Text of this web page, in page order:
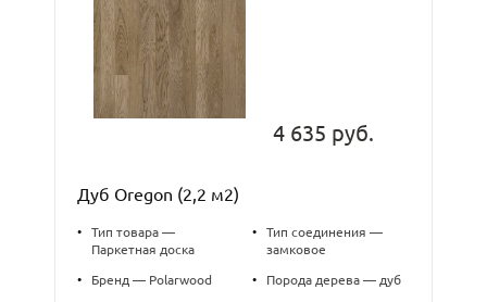
4 635 руб.
Дуб Oregon (2,2 м2)
•
Тип товара —
Паркетная доска
• Бренд — Polarwood
•
Тип соединения —
замковое
• Порода дерева — дуб